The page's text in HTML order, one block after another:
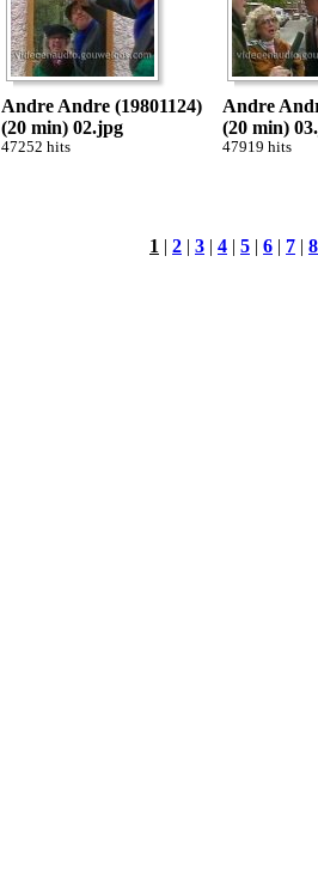
Andre Andre (19801124)
(20 min) 02.jpg
47252 hits
Andre
(20 min)
47919 hits
1 | 2 | 3 | 4 | 5 | 6 | 7 | 8